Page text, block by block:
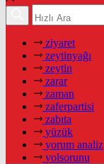
ziyaret
zeytinyağı
zeytin
zarar
zaman
zaferpartisi
zabıta
yüzük
yorum analiz
yolsorunu